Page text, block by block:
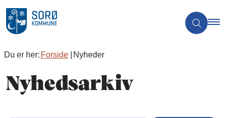
Du er her: Forside Nyheder
Nyhedsarkiv